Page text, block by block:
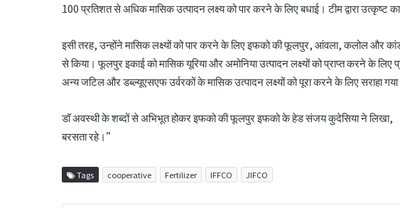
100 प्रतिशत से अधिक मासिक उत्पादन लक्ष्य को पार करने के लिए बधाई। टीम द्वारा उत्कृष्ट
इसी तरह, उन्होंने मासिक लक्ष्यों को पार करने के लिए इफको की फूलपुर, आंवला, कलोल और
से किया। फूलपुर इकाई को मासिक यूरिया और अमोनिया उत्पादन लक्ष्यों को प्राप्त करने के
अन्य जटिल और डब्ल्यूएसएफ उर्वरकों के मासिक उत्पादन लक्ष्यों को पूरा करने के लिए सराहा
डॉ अवस्थी के शब्दों से अभिभूत होकर इफको की फूलपुर इफको के हेड संजय कुदेसिया ने लिखा,
बरसता रहे।”
Tags cooperative Fertilizer IFFCO JIFCO